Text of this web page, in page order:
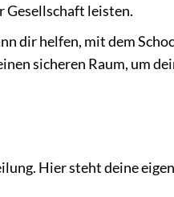
Gesellschaft leisten.
dir helfen, mit dem
sicheren Raum, um
Hier steht deine